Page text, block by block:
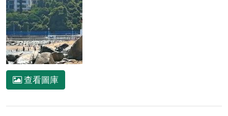
查看圖庫